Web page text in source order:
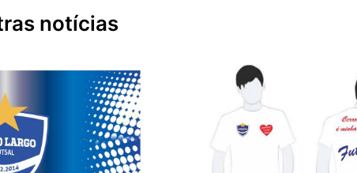
notícias